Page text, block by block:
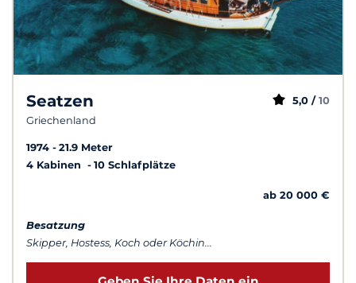
Seatzen
Griechenland
5,0 / 10
1974
21.9 Meter
4 Kabinen
10 Schlafplätze
ab 20 000 €
Besatzung
Skipper, Hostess, Koch oder Köchin...